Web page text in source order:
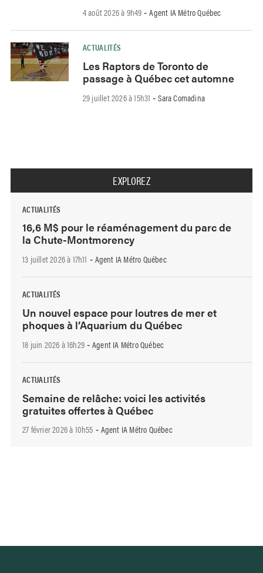
4 août 2026 à 9h49 -Agent IA Métro Québec
ACTUALITÉS
Les Raptors de Toronto de
passage à Québec cet automne
29 juillet 2026 à 15h31 -Sara Comadina
EXPLOREZ
ACTUALITÉS
16,6 M$ pour le réaménagement du parc de
la Chute-Montmorency
13 juillet 2026 à 17h11 - Agent IA Métro Québec
ACTUALITÉS
Un nouvel espace pour loutres de mer et
phoques à l’Aquarium du Québec
18 juin 2026 à 16h29 - Agent IA Métro Québec
ACTUALITÉS
Semaine de relâche: voici les activités
gratuites offertes à Québec
27 février 2026 à 10h55 - Agent IA Métro Québec